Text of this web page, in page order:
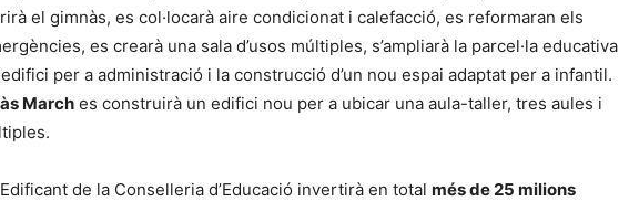
el gimnàs, es col·locarà aire condicionat i calefacció, es reformaran els
es crearà una sala d’usos múltiples, s’ampliarà la parcel·la educativa
per a administració i la construcció d’un nou espai adaptat per a infantil.
March es construirà un edifici nou per a ubicar una aula-taller, tres aules i
de la Conselleria d’Educació invertirà en total més de 25 milions